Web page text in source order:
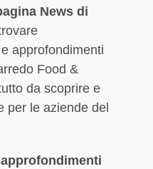
News di
approfondimenti
Food &
da scoprire e
per le aziende del